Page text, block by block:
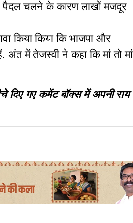
पैदल चलने के कारण लाखों मजदूर
किया किया कि भाजपा और
अंत में तेजस्वी ने कहा कि मां तो मां
गए कमेंट बॉक्स में अपनी राय